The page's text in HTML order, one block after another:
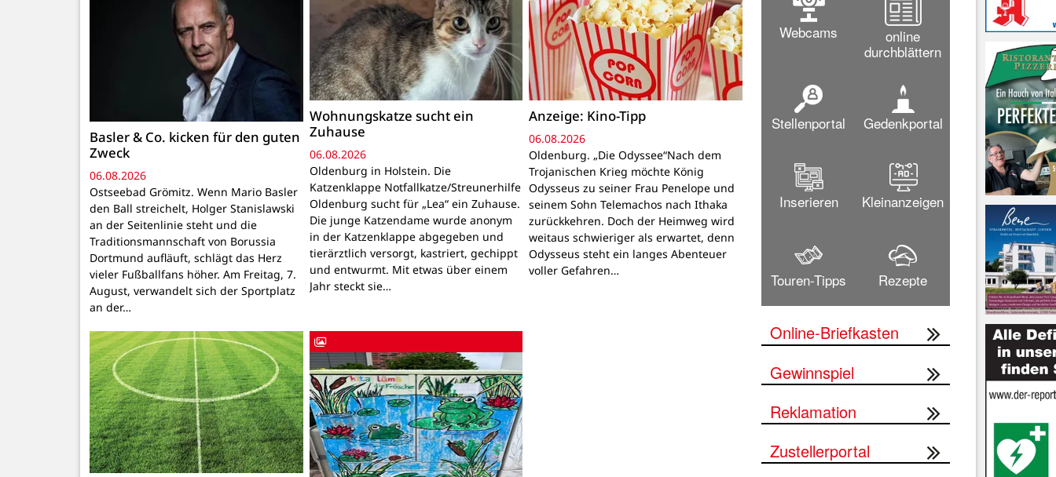
Basler & Co. kicken für den guten
Zweck
06.08.2026
Ostseebad Grömitz. Wenn Mario Basler
den Ball streichelt, Holger Stanislawski
an der Seitenlinie steht und die
Traditionsmannschaft von Borussia
Dortmund aufläuft, schlägt das Herz
vieler Fußballfans höher. Am Freitag, 7.
August, verwandelt sich der Sportplatz
an der…
Wohnungskatze sucht ein
Zuhause
06.08.2026
Oldenburg in Holstein. Die
Katzenklappe Notfallkatze/Streunerhilfe
Oldenburg sucht für „Lea“ ein Zuhause.
Die junge Katzendame wurde anonym
in der Katzenklappe abgegeben und
tierärztlich versorgt, kastriert, gechippt
und entwurmt. Mit etwas über einem
Jahr steckt sie…
Anzeige: Kino-Tipp
06.08.2026
Oldenburg. „Die Odyssee“Nach dem
Trojanischen Krieg möchte König
Odysseus zu seiner Frau Penelope und
seinem Sohn Telemachos nach Ithaka
zurückkehren. Doch der Heimweg wird
weitaus schwieriger als erwartet, denn
Odysseus steht ein langes Abenteuer
voller Gefahren…
Webcams
online
durchblättern
Stellenportal Gedenkportal
Inserieren Kleinanzeigen
Touren-Tipps Rezepte
Online-Briefkasten
Gewinnspiel
Reklamation
Zustellerportal